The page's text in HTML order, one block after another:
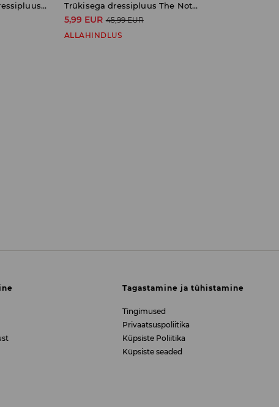
Luku ja kapuutsiga dressipluus Von Dutch Trükisega dressipluus The Notorious B.I.G.
5,99 EUR 45,99 EUR
ALLAHINDLUS
Tagastamine ja tühistamine
Tingimused
Privaatsuspoliitika
Küpsiste Poliitika
Küpsiste seaded